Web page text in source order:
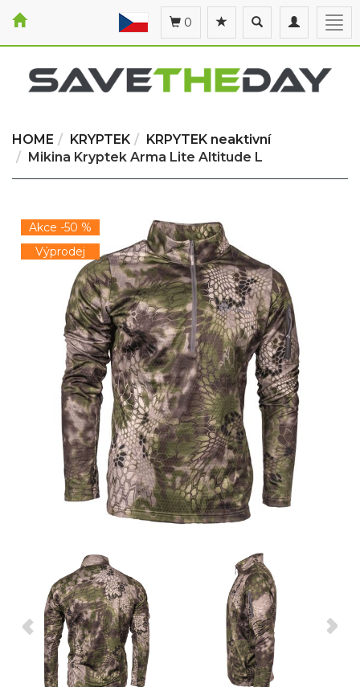
Toggle
navigation
Toggle
search
0
HOME KRYPTEK
KRPYTEK neaktivní
Mikina Kryptek Arma Lite Altitude L
Akce -50 %
Výprodej